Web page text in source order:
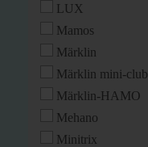
LUX
Mamos
Märklin
Märklin mini-club
Märklin-HAMO
Mehano
Minitrix